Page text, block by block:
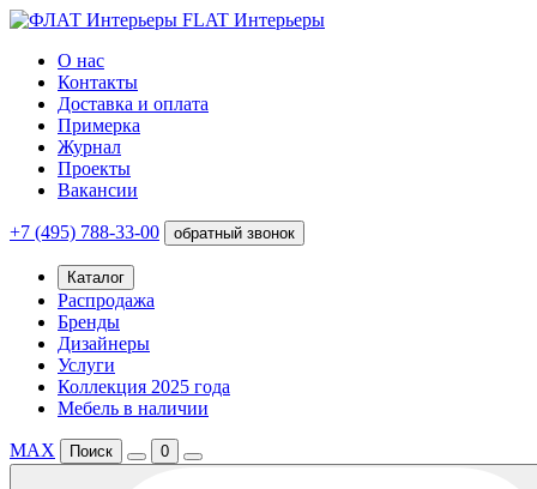
FLAT Интерьеры
О нас
Контакты
Доставка и оплата
Примерка
Журнал
Проекты
Вакансии
+7 (495) 788-33-00 обратный звонок
Каталог
Распродажа
Бренды
Дизайнеры
Услуги
Коллекция 2025 года
Мебель в наличии
MAX Поиск 0